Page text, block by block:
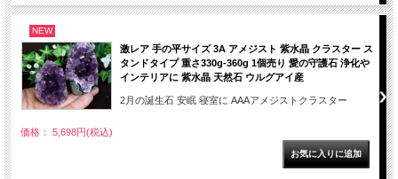
NEW
激レア 手の平サイズ 3A アメジスト 紫水晶 クラスター ス
タンドタイプ 重さ330g-360g 1個売り 愛の守護石 浄化や
インテリアに 紫水晶 天然石 ウルグアイ産
2月の誕生石 安眠 寝室に AAAアメジストクラスター
価格： 5,698円(税込)